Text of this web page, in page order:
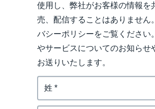
使用し、弊社がお客様の情報を
売、配信することはありません
バシーポリシーをご覧ください
やサービスについてのお知らせ
お送りいたします。